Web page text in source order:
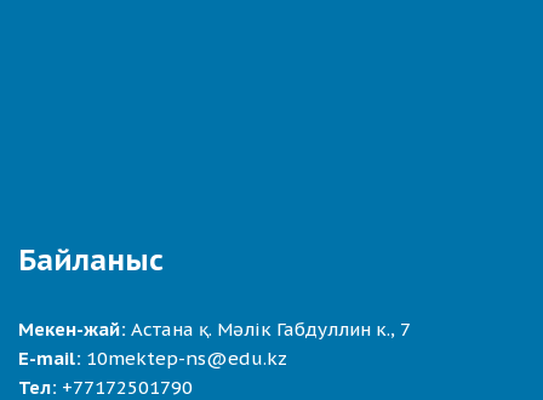
Байланыс
Мекен-жай: Астана қ. Мәлік Габдуллин к., 7
E-mail: 10mektep-ns@edu.kz
Тел: +77172501790